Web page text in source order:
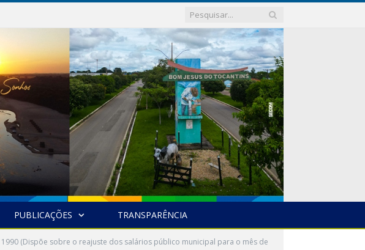
PUBLICAÇÕES TRANSPARÊNCIA
1990 (Dispõe sobre o reajuste dos salários público municipal para o mês de